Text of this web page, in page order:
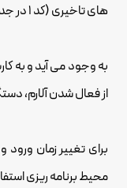
های تاخیری (کد 1 در جدول شماره 1)
به وجود می آید و به
از فعال شدن آلارم،
برای تغییر زمان
محیط برنامه ریزی